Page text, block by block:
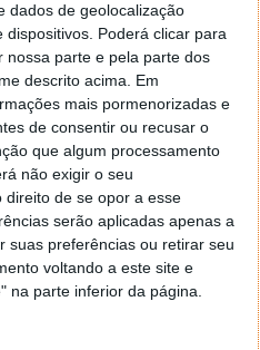
dados de geolocalização
Poderá clicar para
nossa parte e pela parte dos
descrito acima. Em
mais pormenorizadas e
de consentir ou recusar o
que algum processamento
não exigir o seu
de se opor a esse
serão aplicadas apenas a
suas preferências ou retirar seu
voltando a este site e
na parte inferior da página.
para os dispositivos
Assim, vamos ter como
iPhone 5s, iPad Air,
de 6ª geração.
a chegada da versão 19
fase de desenvolvimento.
18.7 continuam a ser
chegar em breve.